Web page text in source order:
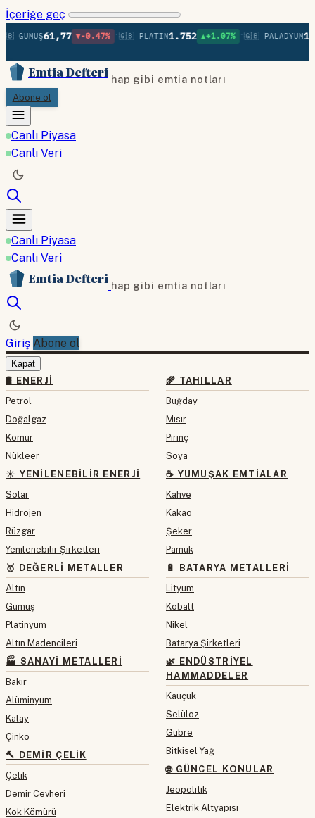
İçeriğe geç
GÜMÜŞ61,77 ▼-0.47% •🇬🇧 PLATIN1.752 ▲+1.07% •🇬🇧 PALADYUM
Emtia Defteri hap gibi emtia notları
Abone ol
Canlı Piyasa
Canlı Veri
Canlı Piyasa
Canlı Veri
Emtia Defteri hap gibi emtia notları
Giriş Abone ol
Kapat
🛢 ENERJI
Petrol
Doğalgaz
Kömür
Nükleer
☀️ YENILENEBILIR ENERJI
Solar
Hidrojen
Rüzgar
Yenilenebilir Şirketleri
🥇 DEĞERLI METALLER
Altın
Gümüş
Platinyum
Altın Madencileri
🏭 SANAYI METALLERI
Bakır
Alüminyum
Kalay
Çinko
🔨 DEMIR ÇELIK
Çelik
Demir Cevheri
Kok Kömürü
🌾 TAHILLAR
Buğday
Mısır
Pirinç
Soya
☕ YUMUŞAK EMTIALAR
Kahve
Kakao
Şeker
Pamuk
🔋 BATARYA METALLERI
Lityum
Kobalt
Nikel
Batarya Şirketleri
🌿 ENDÜSTRIYEL
HAMMADDELER
Kauçuk
Selüloz
Gübre
Bitkisel Yağ
🌐 GÜNCEL KONULAR
Jeopolitik
Elektrik Altyapısı